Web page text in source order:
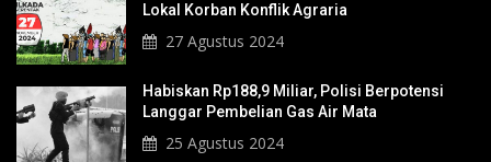
Lokal Korban Konflik Agraria
27 Agustus 2024
Habiskan Rp188,9 Miliar, Polisi Berpotensi
Langgar Pembelian Gas Air Mata
25 Agustus 2024